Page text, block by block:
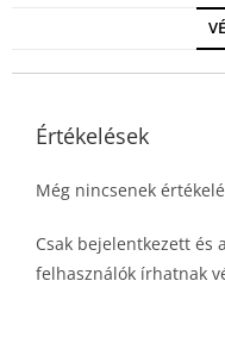
Értékelések
Még nincsenek
Csak bejelentkezett és
felhasználók írhatnak